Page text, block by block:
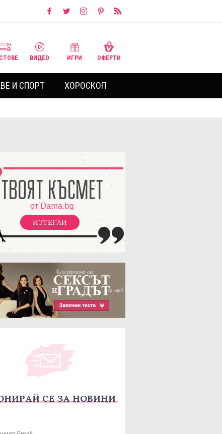
ВИДЕО ИГРИ ОФЕРТИ
И СПОРТ ХОРОСКОП
ИЗТЕГЛИ
СЕ ЗА НОВИНИ